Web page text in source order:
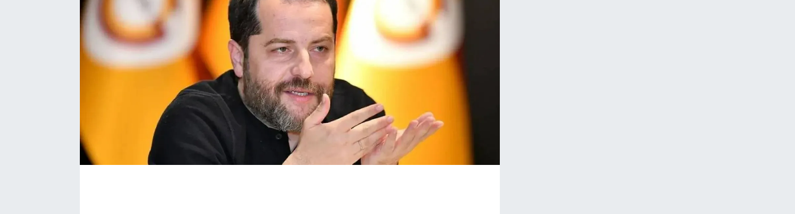
Bize ulaşın
İletişim/Künye
İletişim (Künye)